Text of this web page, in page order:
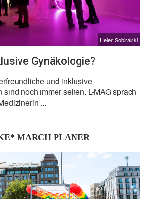
Helen Sobiralski
Gynäkologie?
und inklusive
sind noch immer selten. L-MAG sprach
...
MARCH PLANER